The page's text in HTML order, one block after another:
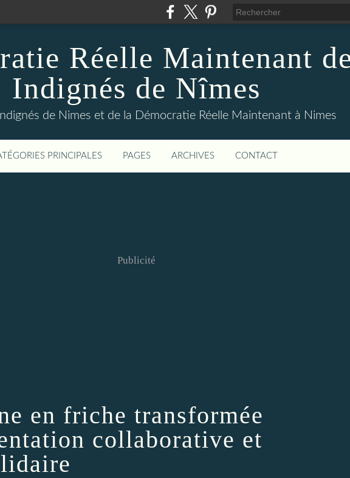
Réelle Maintenant
Indignés de Nîmes
de Nimes et de la Démocratie Réelle Maintenant à Nimes
PRINCIPALES PAGES ARCHIVES CONTACT
Publicité
en friche transformée
collaborative et